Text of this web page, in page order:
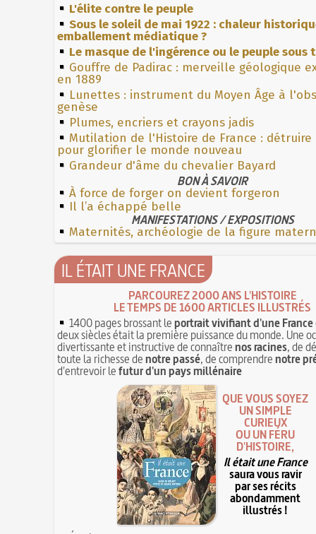
L'élite contre le peuple
Sous le soleil de mai 1922 : chaleur
emballement médiatique ?
Le masque de l'ingérence ou le peuple sous
Gouffre de Padirac : merveille géologique
en 1889
Lunettes : instrument du Moyen Âge à
genèse
Plumes, encriers et crayons jadis
Mutilation de l'Histoire de France : détruire
pour glorifier le monde nouveau
Grandeur d'âme du chevalier Bayard
BON À SAVOIR
À force de forger on devient forgeron
Il l’a échappé belle
MANIFESTATIONS / EXPOSITIONS
Maternités, archéologie de la figure
IL ÉTAIT UNE FRANCE
PARCOUREZ 2000 ANS L'HISTOIRE
LE TEMPS DE 1600 ARTICLES ILLUSTRÉS
1400 pages brossant leportrait vivifiant d'une France
deux siècles était la première puissance du monde. Une
divertissante et instructive de connaîtrenos racines, de
toute la richesse denotre passé, de comprendrenotre
d'entrevoir lefutur d'un pays millénaire
QUE VOUS SOYEZ
UN SIMPLE
CURIEUX
OU UN FÉRU
D'HISTOIRE,
Il était une France
saura vous ravir
par ses récits
abondamment
illustrés !